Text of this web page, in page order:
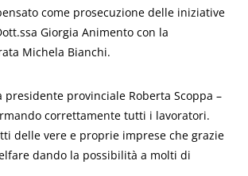
come prosecuzione delle iniziative
Giorgia Animento con la
Michela Bianchi.
provinciale Roberta Scoppa –
correttamente tutti i lavoratori.
delle vere e proprie imprese che grazie
dando la possibilità a molti di